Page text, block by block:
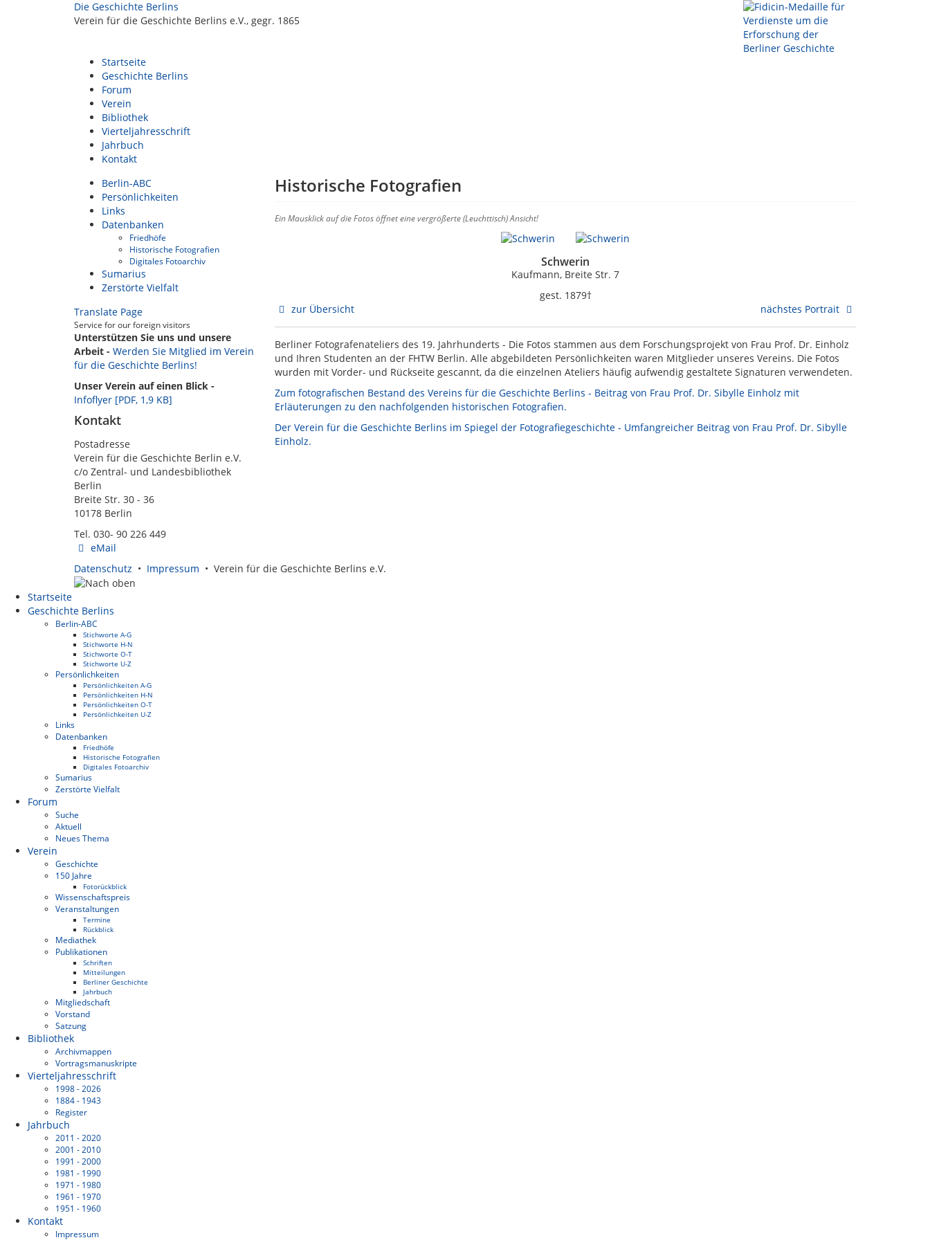
Die Geschichte Berlins
Verein für die Geschichte Berlins e.V., gegr. 1865
Startseite
Geschichte Berlins
Forum
Verein
Bibliothek
Vierteljahresschrift
Jahrbuch
Kontakt
Berlin-ABC
Persönlichkeiten
Links
Datenbanken
Friedhöfe
Historische Fotografien
Digitales Fotoarchiv
Sumarius
Zerstörte Vielfalt
Translate Page
Service for our foreign visitors
Unterstützen Sie uns und unsere
Arbeit - Werden Sie Mitglied im Verein
für die Geschichte Berlins!
Unser Verein auf einen Blick -
Infoflyer [PDF, 1,9 KB]
Kontakt
Postadresse
Verein für die Geschichte Berlin e.V.
c/o Zentral- und Landesbibliothek
Berlin
Breite Str. 30 - 36
10178 Berlin
Tel. 030- 90 226 449
eMail
Historische Fotografien
Ein Mausklick auf die Fotos öffnet eine vergrößerte (Leuchttisch) Ansicht!
Schwerin
Kaufmann, Breite Str. 7
gest. 1879†
zur Übersicht
nächstes Portrait
Berliner Fotografenateliers des 19. Jahrhunderts - Die Fotos stammen aus dem Forschungsprojekt von Frau Prof. Dr. Einholz
und Ihren Studenten an der FHTW Berlin. Alle abgebildeten Persönlichkeiten waren Mitglieder unseres Vereins. Die Fotos
wurden mit Vorder- und Rückseite gescannt, da die einzelnen Ateliers häufig aufwendig gestaltete Signaturen verwendeten.
Zum fotografischen Bestand des Vereins für die Geschichte Berlins - Beitrag von Frau Prof. Dr. Sibylle Einholz mit
Erläuterungen zu den nachfolgenden historischen Fotografien.
Der Verein für die Geschichte Berlins im Spiegel der Fotografiegeschichte - Umfangreicher Beitrag von Frau Prof. Dr. Sibylle
Einholz.
Datenschutz • Impressum • Verein für die Geschichte Berlins e.V.
Startseite
Geschichte Berlins
Berlin-ABC
Stichworte A-G
Stichworte H-N
Stichworte O-T
Stichworte U-Z
Persönlichkeiten
Persönlichkeiten A-G
Persönlichkeiten H-N
Persönlichkeiten O-T
Persönlichkeiten U-Z
Links
Datenbanken
Friedhöfe
Historische Fotografien
Digitales Fotoarchiv
Sumarius
Zerstörte Vielfalt
Forum
Suche
Aktuell
Neues Thema
Verein
Geschichte
150 Jahre
Fotorückblick
Wissenschaftspreis
Veranstaltungen
Termine
Rückblick
Mediathek
Publikationen
Schriften
Mitteilungen
Berliner Geschichte
Jahrbuch
Mitgliedschaft
Vorstand
Satzung
Bibliothek
Archivmappen
Vortragsmanuskripte
Vierteljahresschrift
1998 - 2026
1884 - 1943
Register
Jahrbuch
2011 - 2020
2001 - 2010
1991 - 2000
1981 - 1990
1971 - 1980
1961 - 1970
1951 - 1960
Kontakt
Impressum